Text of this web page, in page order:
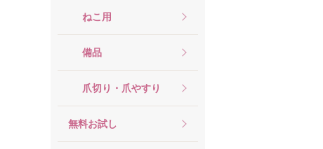
ねこ用
備品
爪切り・爪やすり
無料お試し